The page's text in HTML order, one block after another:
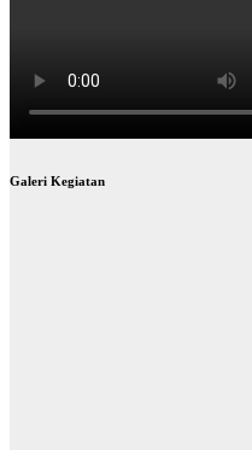
Galeri Kegiatan